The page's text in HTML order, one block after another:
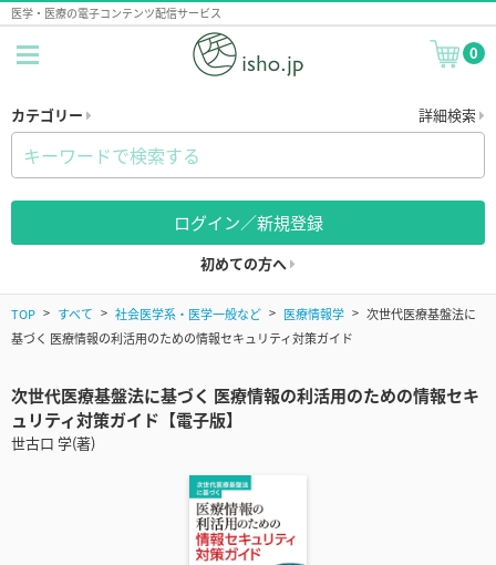
医学・医療の電子コンテンツ配信サービス
0
カテゴリー 詳細検索
ログイン／新規登録
初めての方へ
TOP すべて 社会医学系・医学一般など 医療情報学
次世代医療基盤法に
基づく 医療情報の利活用のための情報セキュリティ対策ガイド
次世代医療基盤法に基づく 医療情報の利活用のための情報セキ
ュリティ対策ガイド【電子版】
世古口 学(著)